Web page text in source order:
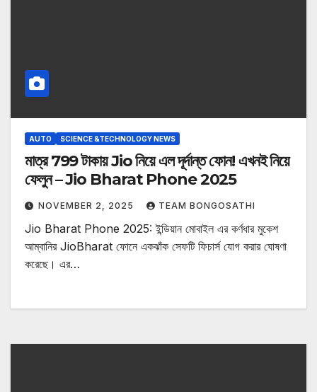
AUTO SCIENCE &TECHNOLOGY NEWS
মাত্র 799 টাকায় Jio নিয়ে এল দূর্দান্ত ফোন! এখনই নিয়ে
ফেলুন – Jio Bharat Phone 2025
NOVEMBER 2, 2025 TEAM BONGOSATHI
Jio Bharat Phone 2025: ইন্ডিয়ান মোবাইল এর কর্ণধার মুকেশ
আম্বানির JioBharat ফোনে একঝাঁক সেফটি ফিচার্স যোগ করার ঘোষণা
করেছে। এর…